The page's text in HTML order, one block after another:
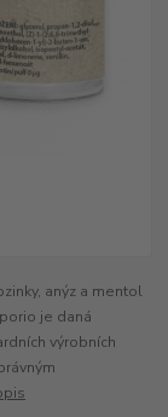
anýz a mentol
je daná
výrobních